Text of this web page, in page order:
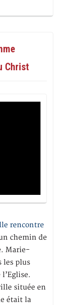
Christ
rencontre
chemin de
Marie-
les plus
située en
était la